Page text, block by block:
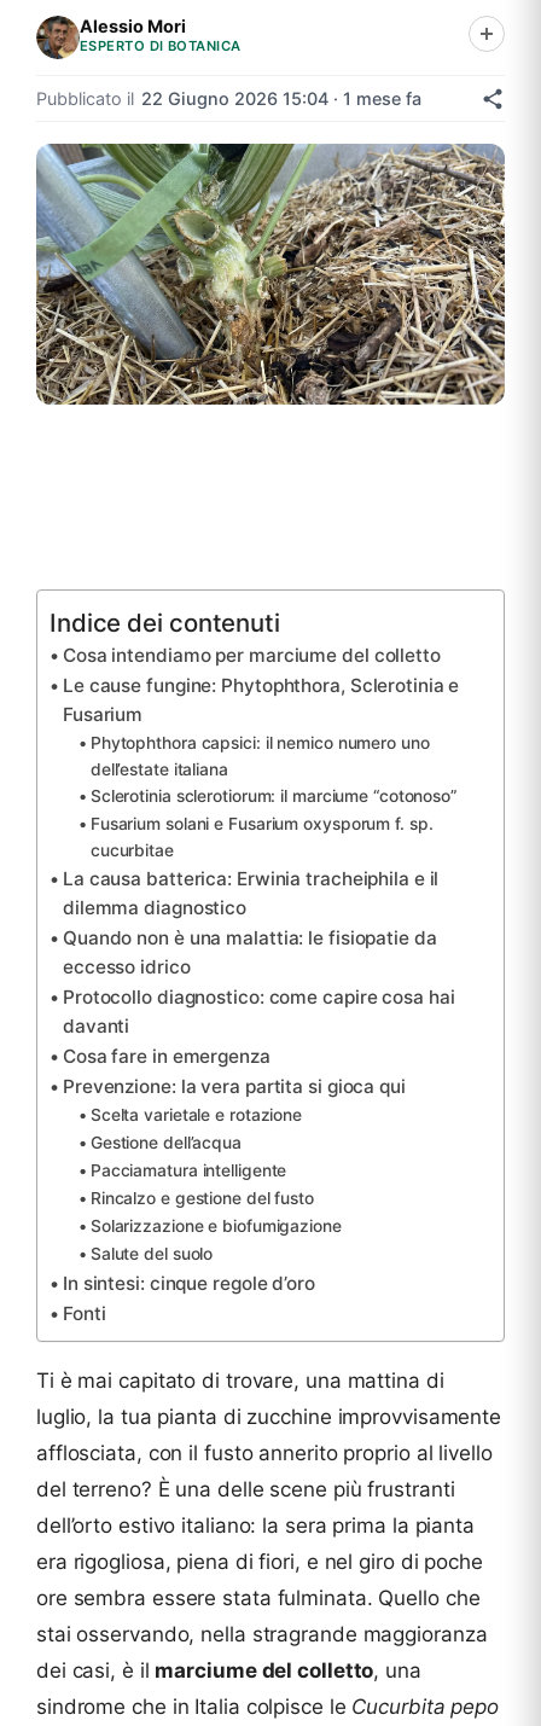
Alessio Mori
ESPERTO DI BOTANICA
Pubblicato il 22 Giugno 2026 15:04 · 1 mese fa
Indice dei contenuti
Cosa intendiamo per marciume del colletto
Le cause fungine: Phytophthora, Sclerotinia e
Fusarium
Phytophthora capsici: il nemico numero uno
dell’estate italiana
Sclerotinia sclerotiorum: il marciume “cotonoso”
Fusarium solani e Fusarium oxysporum f. sp.
cucurbitae
La causa batterica: Erwinia tracheiphila e il
dilemma diagnostico
Quando non è una malattia: le fisiopatie da
eccesso idrico
Protocollo diagnostico: come capire cosa hai
davanti
Cosa fare in emergenza
Prevenzione: la vera partita si gioca qui
Scelta varietale e rotazione
Gestione dell’acqua
Pacciamatura intelligente
Rincalzo e gestione del fusto
Solarizzazione e biofumigazione
Salute del suolo
In sintesi: cinque regole d’oro
Fonti
Ti è mai capitato di trovare, una mattina di
luglio, la tua pianta di zucchine improvvisamente
afflosciata, con il fusto annerito proprio al livello
del terreno? È una delle scene più frustranti
dell’orto estivo italiano: la sera prima la pianta
era rigogliosa, piena di fiori, e nel giro di poche
ore sembra essere stata fulminata. Quello che
stai osservando, nella stragrande maggioranza
dei casi, è il marciume del colletto, una
sindrome che in Italia colpisce le Cucurbita pepo